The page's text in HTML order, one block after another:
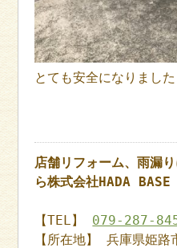
とても安全になりました
店舗リフォーム、雨漏
ら株式会社HADA BASE
【TEL】 079-287-
【所在地】 兵庫県姫